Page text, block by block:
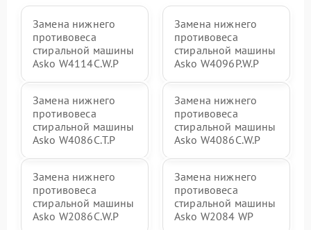
Замена нижнего
противовеса
стиральной машины
Asko W4114C.W.P
Замена нижнего
противовеса
стиральной машины
Asko W4096P.W.P
Замена нижнего
противовеса
стиральной машины
Asko W4086C.T.P
Замена нижнего
противовеса
стиральной машины
Asko W4086C.W.P
Замена нижнего
противовеса
стиральной машины
Asko W2086C.W.P
Замена нижнего
противовеса
стиральной машины
Asko W2084 WP